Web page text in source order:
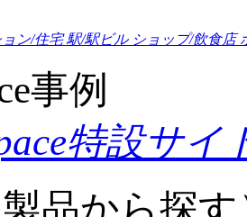
ョン/住宅 駅/駅ビル ショップ/飲食店
事例
特設サイ
品から探す